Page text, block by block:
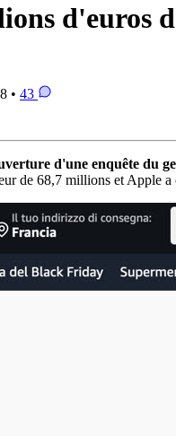
d'euros
• 43
d'une enquête du
de 68,7 millions et Apple